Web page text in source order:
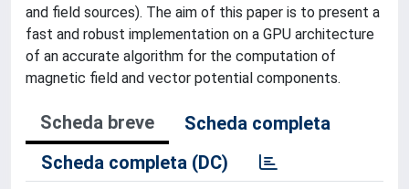
and field sources). The aim of this paper is to present a
fast and robust implementation on a GPU architecture
of an accurate algorithm for the computation of
magnetic field and vector potential components.
Scheda breve
Scheda completa
Scheda completa (DC)